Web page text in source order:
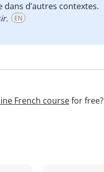
d’autres contextes.
EN
French coursefor free?